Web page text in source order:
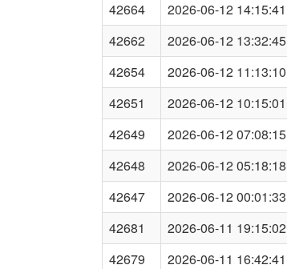
42664
2026-06-12 14:15:41
42662
2026-06-12 13:32:45
42654
2026-06-12 11:13:10
42651
2026-06-12 10:15:01
42649
2026-06-12 07:08:15
42648
2026-06-12 05:18:18
42647
2026-06-12 00:01:33
42681
2026-06-11 19:15:02
42679
2026-06-11 16:42:41